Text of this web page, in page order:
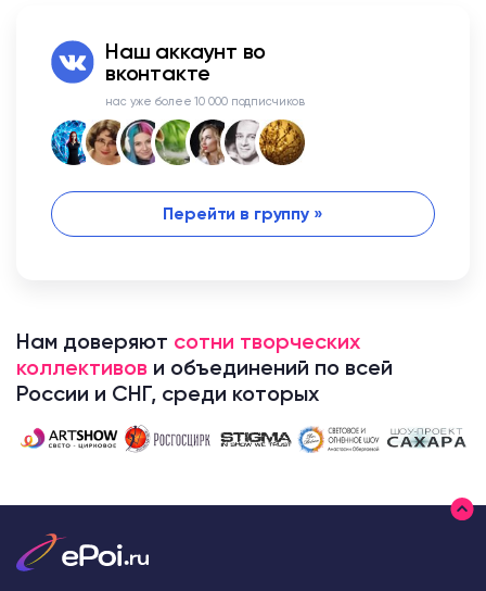
Наш аккаунт во
вконтакте
нас уже более 10 000 подписчиков
Перейти в группу »
Нам доверяют сотни творческих
коллективов и объединений по всей
России и СНГ, среди которых